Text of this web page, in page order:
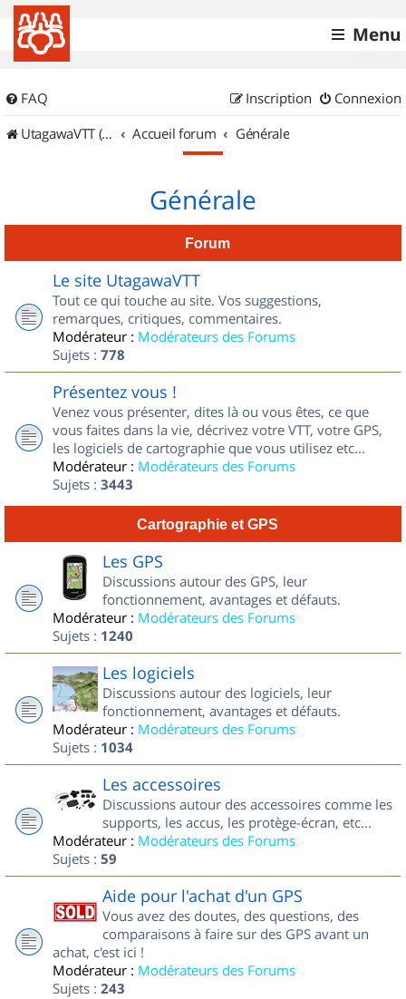
Menu
FAQ Connexion
Inscription
UtagawaVTT (Randos VTT et VTTAE avec traces GPS)
Accueil forum Générale
Générale
Forum
Le site UtagawaVTT
Tout ce qui touche au site. Vos suggestions,
remarques, critiques, commentaires.
Modérateur : Modérateurs des Forums
Sujets : 778
Présentez vous !
Venez vous présenter, dites là ou vous êtes, ce que
vous faites dans la vie, décrivez votre VTT, votre GPS,
les logiciels de cartographie que vous utilisez etc...
Modérateur : Modérateurs des Forums
Sujets : 3443
Cartographie et GPS
Les GPS
Discussions autour des GPS, leur
fonctionnement, avantages et défauts.
Modérateur : Modérateurs des Forums
Sujets : 1240
Les logiciels
Discussions autour des logiciels, leur
fonctionnement, avantages et défauts.
Modérateur : Modérateurs des Forums
Sujets : 1034
Les accessoires
Discussions autour des accessoires comme les
supports, les accus, les protège-écran, etc...
Modérateur : Modérateurs des Forums
Sujets : 59
Aide pour l'achat d'un GPS
Vous avez des doutes, des questions, des
comparaisons à faire sur des GPS avant un
achat, c'est ici !
Modérateur : Modérateurs des Forums
Sujets : 243